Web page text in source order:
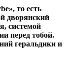
то есть
дворянский
системой
перед тобой.
геральдики и